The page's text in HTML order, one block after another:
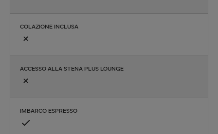
COLAZIONE INCLUSA
ACCESSO ALLA STENA PLUS LOUNGE
IMBARCO ESPRESSO